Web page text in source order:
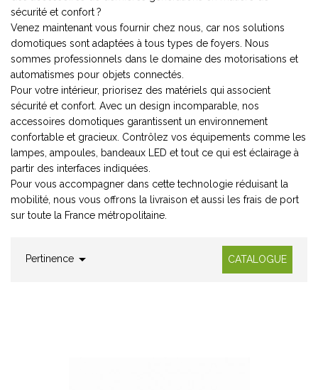
sécurité et confort?
Venez maintenant vous fournir chez nous, car nos solutions
domotiques sont adaptées à tous types de foyers. Nous
sommes professionnels dans le domaine des motorisations et
automatismes pour objets connectés.
Pour votre intérieur, priorisez des matériels qui associent
sécurité et confort. Avec un design incomparable, nos
accessoires domotiques garantissent un environnement
confortable et gracieux. Contrôlez vos équipements comme les
lampes, ampoules, bandeaux LED et tout ce qui est éclairage à
partir des interfaces indiquées.
Pour vous accompagner dans cette technologie réduisant la
mobilité, nous vous offrons la livraison et aussi les frais de port
sur toute la France métropolitaine.
Pertinence  CATALOGUE